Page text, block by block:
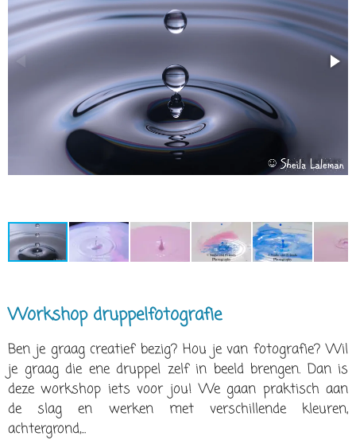
Workshop druppelfotografie
Ben je graag creatief bezig? Hou je van fotografie? Wil
je graag die ene druppel zelf in beeld brengen. Dan is
deze workshop iets voor jou! We gaan praktisch aan
de slag en werken met verschillende kleuren,
achtergrond,...